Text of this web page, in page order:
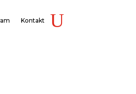
Kontakt